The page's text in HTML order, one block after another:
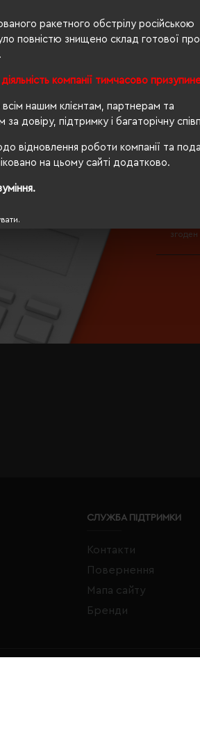
ракетного обстрілу російською
повністю знищено склад готової
компанії тимчасово
нашим клієнтам, партнерам та
за довіру, підтримку і багаторічну
відновлення роботи компанії та
на цьому сайті додатково.
НАШИХ
СЛУЖБА ПІДТРИМКИ
Контакти
Повернення
Мапа сайту
Бренди